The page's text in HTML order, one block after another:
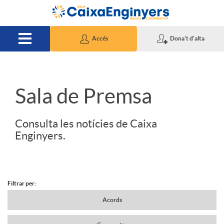
Salta al contingut principal
Accés Dona't d'alta
S
d
Sala de Premsa
Consulta les notícies de Caixa
Enginyers.
N
Filtrar per:
Acords